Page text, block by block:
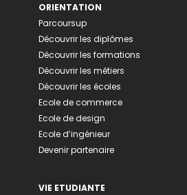
ORIENTATION
Parcoursup
Découvrir les diplômes
Découvrir les formations
Découvrir les métiers
Découvrir les écoles
Ecole de commerce
Ecole de design
Ecole d’ingénieur
Devenir partenaire
VIE ETUDIANTE